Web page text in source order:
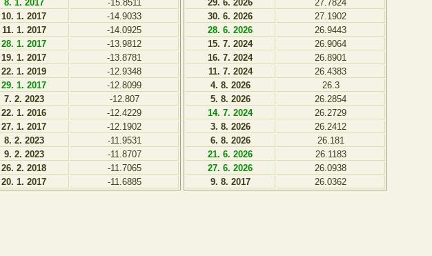
8. 1. 2017
-15.8511
10. 1. 2017
-14.9033
11. 1. 2017
-14.0925
28. 1. 2017
-13.9812
19. 1. 2017
-13.8781
22. 1. 2019
-12.9348
29. 1. 2017
-12.8099
7. 2. 2023
-12.807
22. 1. 2016
-12.4229
27. 1. 2017
-12.1902
8. 2. 2023
-11.9531
9. 2. 2023
-11.8707
26. 2. 2018
-11.7065
20. 1. 2017
-11.6885
29. 6. 2026
27.7824
30. 6. 2026
27.1902
28. 6. 2026
26.9443
15. 7. 2024
26.9064
16. 7. 2024
26.8901
11. 7. 2024
26.4383
4. 8. 2026
26.3
5. 8. 2026
26.2854
14. 7. 2024
26.2729
3. 8. 2026
26.2412
6. 8. 2026
26.181
21. 6. 2026
26.1183
27. 6. 2026
26.0938
9. 8. 2017
26.0362